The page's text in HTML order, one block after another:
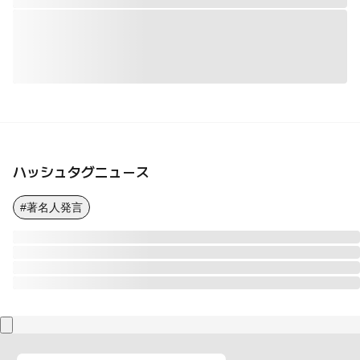
ハッシュタグニュース
#著名人発言